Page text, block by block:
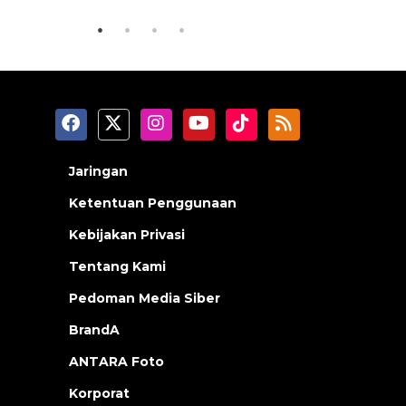
Jaringan
Ketentuan Penggunaan
Kebijakan Privasi
Tentang Kami
Pedoman Media Siber
BrandA
ANTARA Foto
Korporat